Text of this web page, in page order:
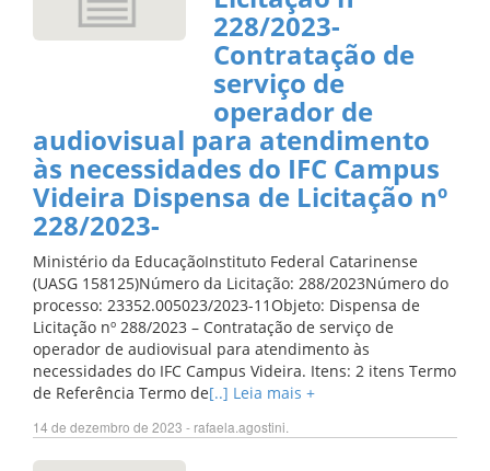
228/2023-
Contratação de
serviço de
operador de
audiovisual para atendimento
às necessidades do IFC Campus
Videira Dispensa de Licitação nº
228/2023-
Ministério da EducaçãoInstituto Federal Catarinense
(UASG 158125)Número da Licitação: 288/2023Número do
processo: 23352.005023/2023-11Objeto: Dispensa de
Licitação nº 288/2023 – Contratação de serviço de
operador de audiovisual para atendimento às
necessidades do IFC Campus Videira. Itens: 2 itens Termo
de Referência Termo de[..] Leia mais +
14 de dezembro de 2023 - rafaela.agostini.